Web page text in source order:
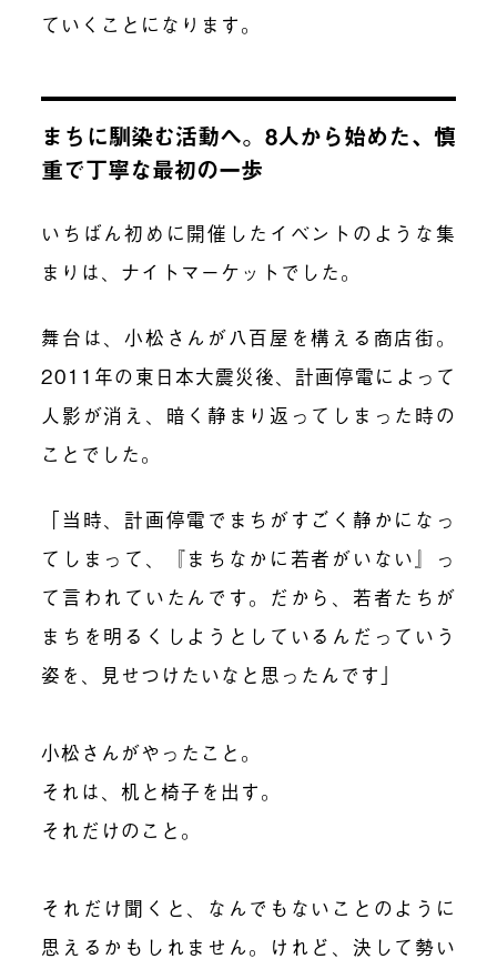
ていくことになります。
まちに馴染む活動へ。8人から始めた、慎
重で丁寧な最初の一歩
いちばん初めに開催したイベントのような集
まりは、ナイトマーケットでした。
舞台は、小松さんが八百屋を構える商店街。
2011年の東日本大震災後、計画停電によって
人影が消え、暗く静まり返ってしまった時の
ことでした。
「当時、計画停電でまちがすごく静かになっ
てしまって、『まちなかに若者がいない』っ
て言われていたんです。だから、若者たちが
まちを明るくしようとしているんだっていう
姿を、見せつけたいなと思ったんです」
小松さんがやったこと。
それは、机と椅子を出す。
それだけのこと。
それだけ聞くと、なんでもないことのように
思えるかもしれません。けれど、決して勢い